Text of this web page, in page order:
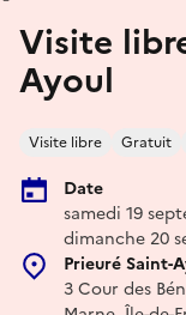
Visite
Ayoul
Visite libre Gratuit
Date
samedi 19
dimanche 20
Prieuré Saint-
3 Cour des